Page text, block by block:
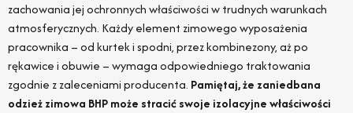
zachowania jej ochronnych właściwości w trudnych warunkach
atmosferycznych. Każdy element zimowego wyposażenia
pracownika – od kurtek i spodni, przez kombinezony, aż po
rękawice i obuwie – wymaga odpowiedniego traktowania
zgodnie z zaleceniami producenta. Pamiętaj, że zaniedbana
odzież zimowa BHP może stracić swoje izolacyjne właściwości